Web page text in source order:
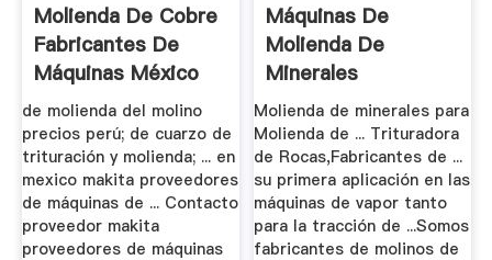
Molienda De Cobre
Fabricantes De
Máquinas México
de molienda del molino
precios perú; de cuarzo de
trituración y molienda; ... en
mexico makita proveedores
de máquinas de ... Contacto
proveedor makita
proveedores de máquinas
Máquinas De
Molienda De
Minerales
Fabricantes
Molienda de minerales para
Molienda de ... Trituradora
de Rocas,Fabricantes de ...
su primera aplicación en las
máquinas de vapor tanto
para la tracción de ...Somos
fabricantes de molinos de